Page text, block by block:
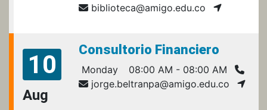
biblioteca@amigo.edu.co
10
Aug
Consultorio Financiero
Monday
08:00 AM - 08:00 AM
jorge.beltranpa@amigo.edu.co